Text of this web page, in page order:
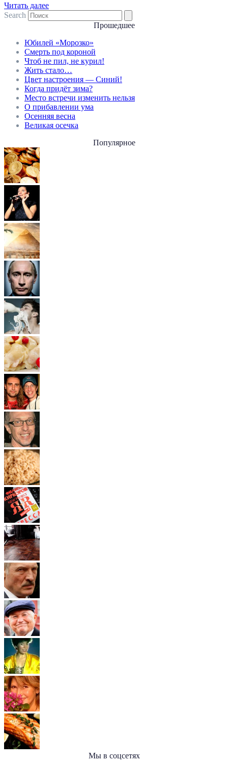
Читать далее
Search
Прошедшее
Юбилей «Морозко»
Смерть под короной
Чтоб не пил, не курил!
Жить стало…
Цвет настроения — Синий!
Когда придёт зима?
Место встречи изменить нельзя
О прибавлении ума
Осенняя весна
Великая осечка
Популярное
Мы в соцсетях